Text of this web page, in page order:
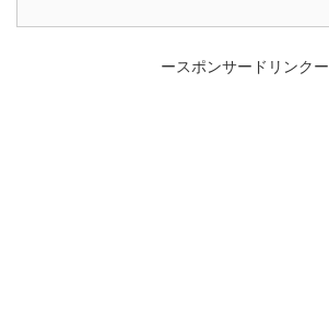
ースポンサードリンクー